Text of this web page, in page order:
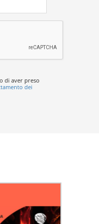
di aver preso
dei